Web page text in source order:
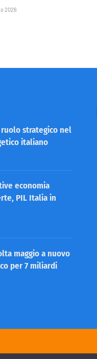
2026
ruolo strategico nel
italiano
economia
PIL Italia in
maggio a nuovo
per 7 miliardi